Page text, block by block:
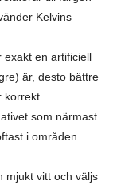
Kelvins
exakt en artificiell
är, desto bättre
korrekt.
som närmast
i områden
mjukt vitt och väljs